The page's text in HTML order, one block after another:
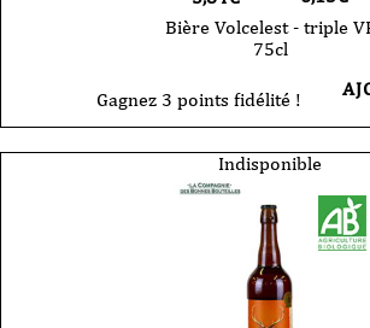
Bière Volcelest - triple
75cl
Gagnez 3 points fidélité !
Indisponible